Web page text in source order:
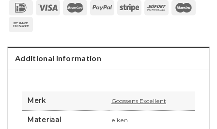
Additional information
Merk Goossens Excellent
Materiaal eiken